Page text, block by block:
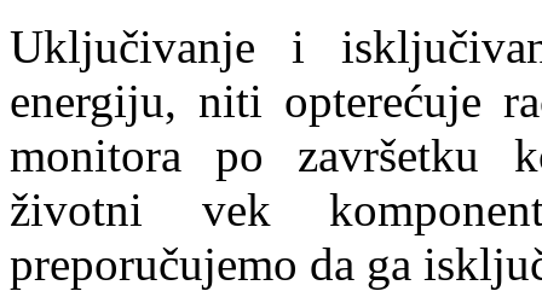
Uključivanje i
energiju, niti opterećuje
monitora po završetku
životni vek
preporučujemo da ga